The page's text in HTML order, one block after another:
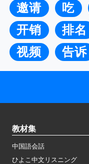
邀请
吃
开销
排名
视频
告诉
教材集
中国語会話
ひよこ中文リスニング